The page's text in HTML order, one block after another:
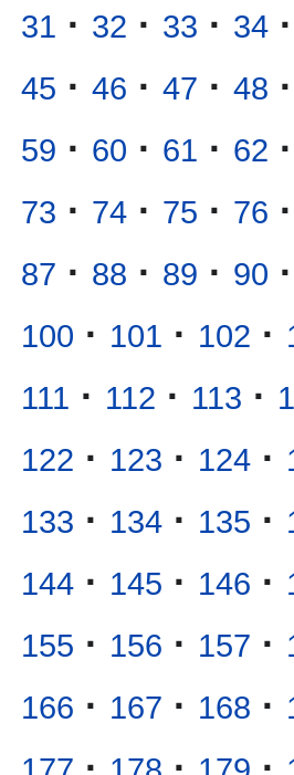
31 · 32 · 33 · 34 ·
45 · 46 · 47 · 48 ·
59 · 60 · 61 · 62 ·
73 · 74 · 75 · 76 ·
87 · 88 · 89 · 90 ·
100 · 101 · 102 ·
111 · 112 · 113 ·
122 · 123 · 124 ·
133 · 134 · 135 ·
144 · 145 · 146 ·
155 · 156 · 157 ·
166 · 167 · 168 ·
· · ·